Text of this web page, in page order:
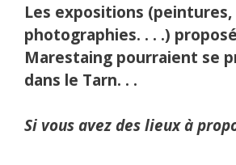
Les expositions (peintures,
photographies. . . .)
Marestaing pourraient se
dans le Tarn. . .
Si vous avez des lieux à